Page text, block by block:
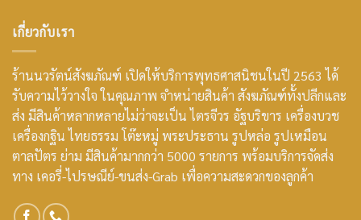
เกี่ยวกับเรา
ร้านนวรัตน์สังฆภัณฑ์ เปิดให้บริการพุทธศาสนิชนในปี 2563 ได้
รับความไว้วางใจ ในคุณภาพ จำหน่ายสินค้า สังฆภัณฑ์ทั้งปลีกและ
ส่ง มีสินค้าหลากหลายไม่ว่าจะเป็น ไตรจีวร อัฐบริขาร เครื่องบวช
เครื่องกฐิน ไทยธรรม โต๊ะหมู่ พระประธาน รูปหล่อ รูปเหมือน
ตาลปัตร ย่าม มีสินค้ามากกว่า 5000 รายการ พร้อมบริการจัดส่ง
ทาง เคอรี่-ไปรษณีย์-ขนส่ง-Grab เพื่อความสะดวกของลูกค้า